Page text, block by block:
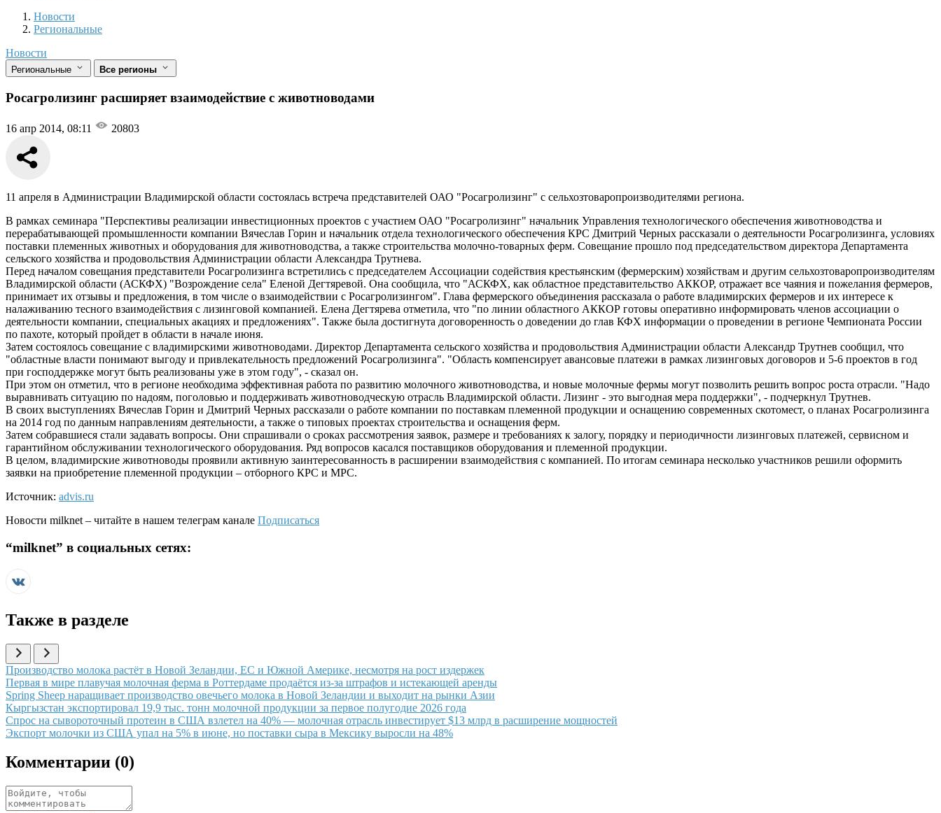
Новости
Разделы
Новости
Региональные
Новости
Региональные Все регионы
Росагролизинг расширяет взаимодействие с животноводами
16 апр 2014, 08:11 20803
11 апреля в Администрации Владимирской области состоялась встреча представителей ОАО "Росагролизинг" с сельхозтоваропроизводителями региона.
В рамках семинара "Перспективы реализации инвестиционных проектов с участием ОАО "Росагролизинг" начальник Управления технологического обеспечения животноводства и
перерабатывающей промышленности компании Вячеслав Горин и начальник отдела технологического обеспечения КРС Дмитрий Черных рассказали о деятельности Росагролизинга, условиях
поставки племенных животных и оборудования для животноводства, а также строительства молочно-товарных ферм. Совещание прошло под председательством директора Департамента
сельского хозяйства и продовольствия Администрации области Александра Трутнева.
Перед началом совещания представители Росагролизинга встретились с председателем Ассоциации содействия крестьянским (фермерским) хозяйствам и другим сельхозтоваропроизводителям
Владимирской области (АСКФХ) "Возрождение села" Еленой Дегтяревой. Она сообщила, что "АСКФХ, как областное представительство АККОР, отражает все чаяния и пожелания фермеров,
принимает их отзывы и предложения, в том числе о взаимодействии с Росагролизингом". Глава фермерского объединения рассказала о работе владимирских фермеров и их интересе к
налаживанию тесного взаимодействия с лизинговой компанией. Елена Дегтярева отметила, что "по линии областного АККОР готовы оперативно информировать членов ассоциации о
деятельности компании, специальных акациях и предложениях". Также была достигнута договоренность о доведении до глав КФХ информации о проведении в регионе Чемпионата России
по пахоте, который пройдет в области в начале июня.
Затем состоялось совещание с владимирскими животноводами. Директор Департамента сельского хозяйства и продовольствия Администрации области Александр Трутнев сообщил, что
"областные власти понимают выгоду и привлекательность предложений Росагролизинга". "Область компенсирует авансовые платежи в рамках лизинговых договоров и 5-6 проектов в год
при господдержке могут быть реализованы уже в этом году", - сказал он.
При этом он отметил, что в регионе необходима эффективная работа по развитию молочного животноводства, и новые молочные фермы могут позволить решить вопрос роста отрасли. "Надо
выравнивать ситуацию по надоям, поголовью и поддерживать животноводческую отрасль Владимирской области. Лизинг - это выгодная мера поддержки", - подчеркнул Трутнев.
В своих выступлениях Вячеслав Горин и Дмитрий Черных рассказали о работе компании по поставкам племенной продукции и оснащению современных скотомест, о планах Росагролизинга
на 2014 год по данным направлениям деятельности, а также о типовых проектах строительства и оснащения ферм.
Затем собравшиеся стали задавать вопросы. Они спрашивали о сроках рассмотрения заявок, размере и требованиях к залогу, порядку и периодичности лизинговых платежей, сервисном и
гарантийном обслуживании технологического оборудования. Ряд вопросов касался поставщиков оборудования и племенной продукции.
В целом, владимирские животноводы проявили активную заинтересованность в расширении взаимодействия с компанией. По итогам семинара несколько участников решили оформить
заявки на приобретение племенной продукции – отборного КРС и МРС.
Источник: advis.ru
Новости milknet – читайте в нашем телеграм канале Подписаться
“milknet” в социальных сетях:
Также в разделе
Иллюстрация новости
Производство молока растёт в Новой Зеландии, ЕС и Южной Америке, несмотря на рост издержек
Иллюстрация новости
Первая в мире плавучая молочная ферма в Роттердаме продаётся из-за штрафов и истекающей аренды
Иллюстрация новости
Spring Sheep наращивает производство овечьего молока в Новой Зеландии и выходит на рынки Азии
Иллюстрация новости
Кыргызстан экспортировал 19,9 тыс. тонн молочной продукции за первое полугодие 2026 года
Иллюстрация новости
Спрос на сывороточный протеин в США взлетел на 40% — молочная отрасль инвестирует $13 млрд в расширение мощностей
Иллюстрация новости
Экспорт молочки из США упал на 5% в июне, но поставки сыра в Мексику выросли на 48%
Комментарии (0)